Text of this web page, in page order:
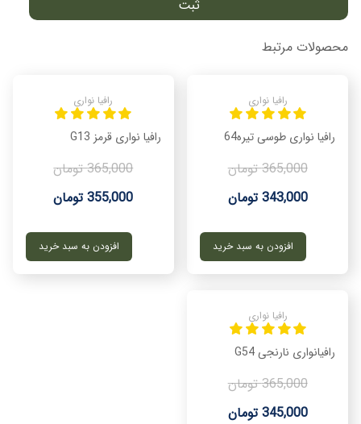
محصولات مرتبط
رافیا نواری
رافیا نواری طوسی تیره64
343,000 تومان
365,000 تومان
افزودن به سبد خرید
رافیا نواری
رافیا نواری قرمز G13
355,000 تومان
365,000 تومان
افزودن به سبد خرید
رافیا نواری
رافیانواری نارنجی G54
345,000 تومان
365,000 تومان